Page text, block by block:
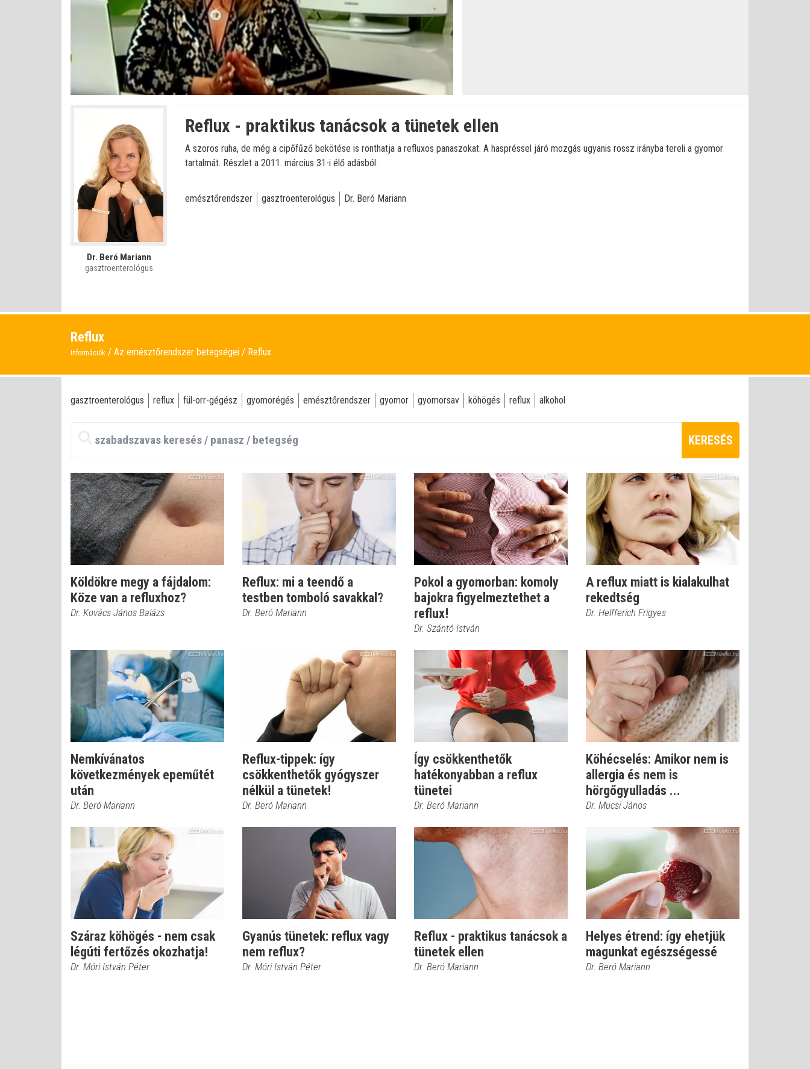
Némítás
kikapcsolva
Betöltve:
0%
Állapot
0%
Dr. Beró Mariann
gasztroenterológus
Reflux - praktikus tanácsok a tünetek ellen
A szoros ruha, de még a cipőfűző bekötése is ronthatja a refluxos panaszokat. A haspréssel járó mozgás ugyanis rossz irányba tereli a gyomor
tartalmát. Részlet a 2011. március 31-i élő adásból.
emésztőrendszer gasztroenterológus Dr. Beró Mariann
Reflux
Információk Az emésztőrendszer betegségei Reflux
gasztroenterológus reflux fül-orr-gégész gyomorégés emésztőrendszer gyomor gyomorsav köhögés reflux alkohol
KERESÉS
Köldökre megy a fájdalom:
Köze van a refluxhoz?
Dr. Kovács János Balázs
Reflux: mi a teendő a
testben tomboló savakkal?
Dr. Beró Mariann
Pokol a gyomorban: komoly
bajokra figyelmeztethet a
reflux!
Dr. Szántó István
A reflux miatt is kialakulhat
rekedtség
Dr. Helfferich Frigyes
Nemkívánatos
következmények epeműtét
után
Dr. Beró Mariann
Reflux-tippek: így
csökkenthetők gyógyszer
nélkül a tünetek!
Dr. Beró Mariann
Így csökkenthetők
hatékonyabban a reflux
tünetei
Dr. Beró Mariann
Köhécselés: Amikor nem is
allergia és nem is
hörgőgyulladás ...
Dr. Mucsi János
Száraz köhögés - nem csak
légúti fertőzés okozhatja!
Dr. Móri István Péter
Gyanús tünetek: reflux vagy
nem reflux?
Dr. Móri István Péter
Reflux - praktikus tanácsok a
tünetek ellen
Dr. Beró Mariann
Helyes étrend: így ehetjük
magunkat egészségessé
Dr. Beró Mariann